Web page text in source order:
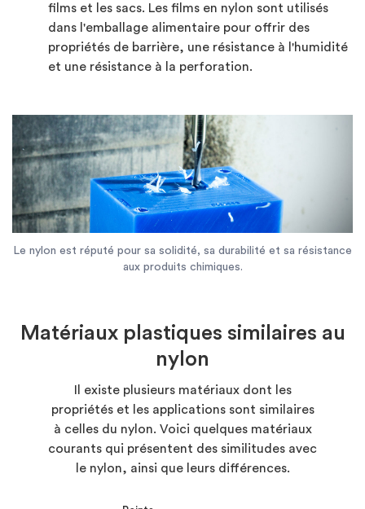
films et les sacs. Les films en nylon sont utilisés
dans l'emballage alimentaire pour offrir des
propriétés de barrière, une résistance à l'humidité
et une résistance à la perforation.
Le nylon est réputé pour sa solidité, sa durabilité et sa résistance
aux produits chimiques.
Matériaux plastiques similaires au
nylon
Il existe plusieurs matériaux dont les
propriétés et les applications sont similaires
à celles du nylon. Voici quelques matériaux
courants qui présentent des similitudes avec
le nylon, ainsi que leurs différences.